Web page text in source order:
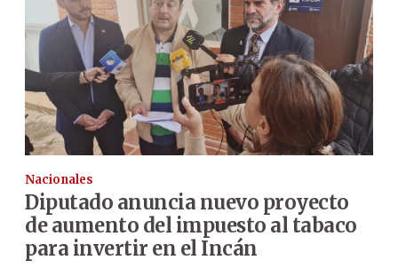
Nacionales
Diputado anuncia nuevo proyecto
de aumento del impuesto al tabaco
para invertir en el Incán